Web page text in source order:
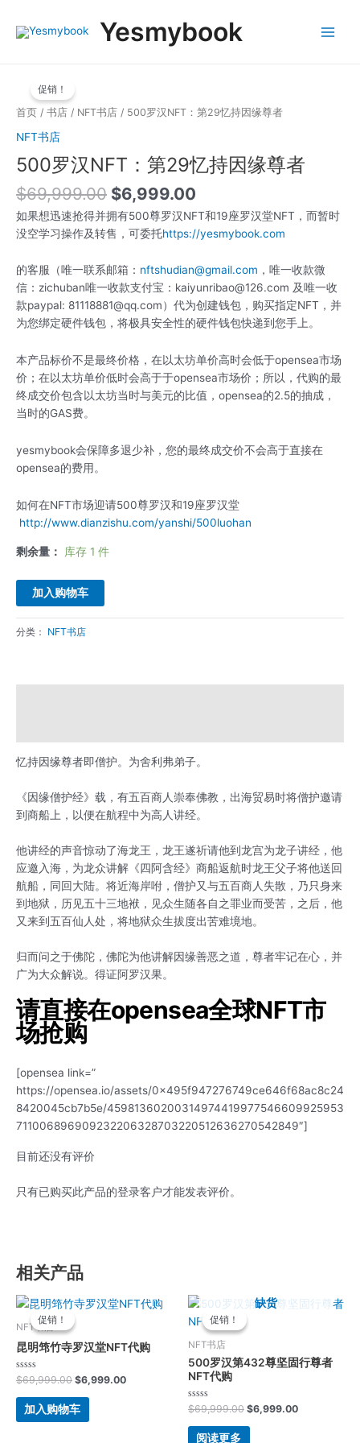
Yesmybook
Menu
促销！
首页 / 书店 / NFT书店 / 500罗汉NFT：第29忆持因缘尊者
NFT书店
500罗汉NFT：第29忆持因缘尊者
$69,999.00
为：
$6,999.00
价
$6,999.00。
如果想迅速抢得并拥有500尊罗汉NFT和19座罗汉堂NFT，而暂时
没空学习操作及转售，可委托https://yesmybook.com
的客服（唯一联系邮箱： nftshudian@gmail.com ，唯一收款微
信：zichuban唯一收款支付宝：kaiyunribao@126.com 及唯一收
款paypal: 81118881@qq.com）代为创建钱包，购买指定NFT，并
为您绑定硬件钱包，将极具安全性的硬件钱包快递到您手上。
本产品标价不是最终价格，在以太坊单价高时会低于opensea市场
价；在以太坊单价低时会高于于opensea市场价；所以，代购的最
终成交价包含以太坊当时与美元的比值，opensea的2.5的抽成，
当时的GAS费。
yesmybook会保障多退少补，您的最终成交价不会高于直接在
opensea的费用。
如何在NFT市场迎请500尊罗汉和19座罗汉堂
http://www.dianzishu.com/yanshi/500luohan
剩余量： 库存 1 件
汉
第
29
持
因
缘
者
数
量
加入购物车
分类： NFT书店
忆持因缘尊者即僧护。为舍利弗弟子。
《因缘僧护经》载，有五百商人崇奉佛教，出海贸易时将僧护邀请
到商船上，以便在航程中为高人讲经。
他讲经的声音惊动了海龙王，龙王遂祈请他到龙宫为龙子讲经，他
应邀入海，为龙众讲解《四阿含经》商船返航时龙王父子将他送回
航船，同回大陆。将近海岸咐，僧护又与五百商人失散，乃只身来
到地狱，历见五十三地袱，见众生随各自之罪业而受苦，之后，他
又来到五百仙人处，将地狱众生拔度出苦难境地。
归而问之于佛陀，佛陀为他讲解因缘善恶之道，尊者牢记在心，并
广为大众解说。得证阿罗汉果。
请直接在opensea全球NFT市
场抢购
[opensea link=”
https://opensea.io/assets/0x495f947276749ce646f68ac8c24
8420045cb7b5e/45981360200314974419977546609925953
711006896909232206328703220512636270542849″]
目前还没有评价
只有已购买此产品的登录客户才能发表评价。
相关产品
促销！
促销！
NFT书店
昆明筇竹寺罗汉堂NFT代购
评
分
0
&sol;
$69,999.00
原
价
为：
$69,999.00。
$6,999.00
当
格
为：
加入购物车
促销！
缺货
促销！
NFT书店
500罗汉第432尊坚固行尊者
NFT代购
评
分
0
&sol;
$69,999.00
原
为：
$6,999.00
当
$6,999.00。
阅读更多